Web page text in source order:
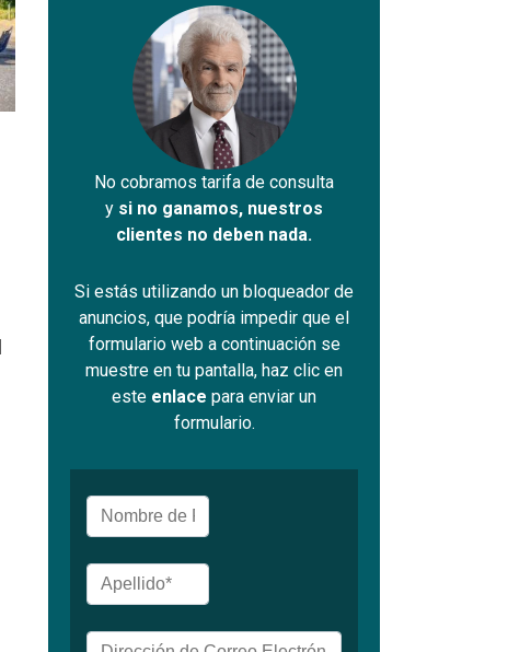
No cobramos tarifa de consulta
y si no ganamos, nuestros
clientes no deben nada.
Si estás utilizando un bloqueador de
anuncios, que podría impedir que el
formulario web a continuación se
muestre en tu pantalla, haz clic en
este enlace para enviar un
formulario.